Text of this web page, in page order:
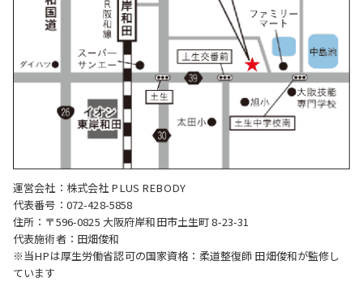
運営会社：株式会社 PLUS REBODY
代表番号：072-428-5858
住所：〒596-0825 大阪府岸和田市土生町 8-23-31
代表施術者：田畑俊和
※当HPは厚生労働省認可の国家資格：柔道整復師 田畑俊和が監修し
ています